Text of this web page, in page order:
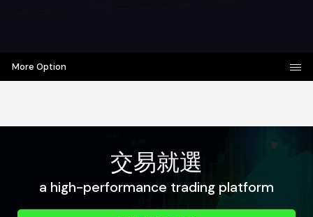
More Option
交易就選
a high-performance trading platform